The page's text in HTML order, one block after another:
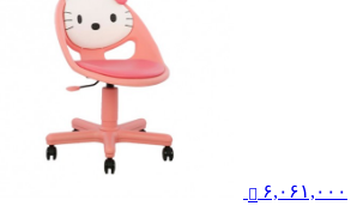
۶,۰۶۱,۰۰۰